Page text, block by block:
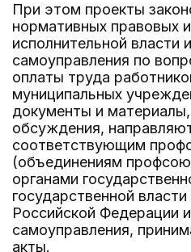
При этом проекты
нормативных правовых
исполнительной власти
самоуправления по
оплаты труда
муниципальных
документы и
обсуждения,
соответствующим
(объединениям
органами
государственной
Российской Федерации
самоуправления,
акты.